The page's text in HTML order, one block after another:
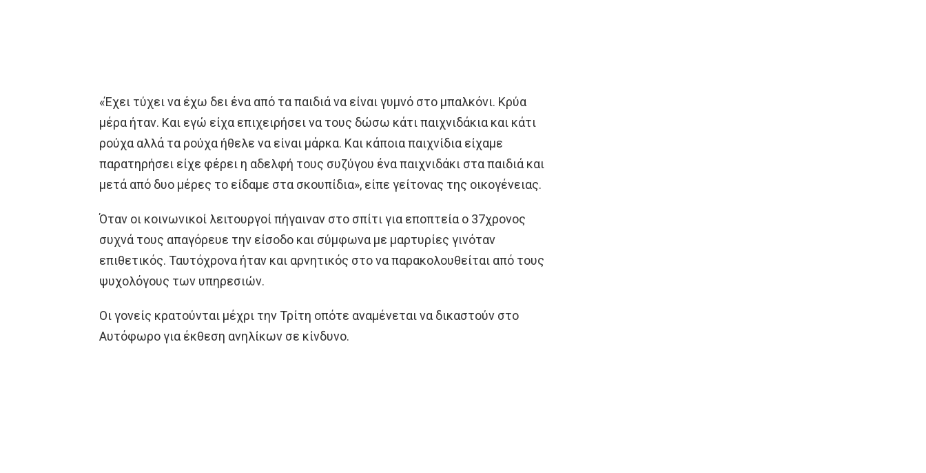
«Έχει τύχει να έχω δει ένα από τα παιδιά να είναι γυμνό στο μπαλκόνι. Κρύα
μέρα ήταν. Και εγώ είχα επιχειρήσει να τους δώσω κάτι παιχνιδάκια και κάτι
ρούχα αλλά τα ρούχα ήθελε να είναι μάρκα. Και κάποια παιχνίδια είχαμε
παρατηρήσει είχε φέρει η αδελφή τους συζύγου ένα παιχνιδάκι στα παιδιά και
μετά από δυο μέρες το είδαμε στα σκουπίδια», είπε γείτονας της οικογένειας.
Όταν οι κοινωνικοί λειτουργοί πήγαιναν στο σπίτι για εποπτεία ο 37χρονος
συχνά τους απαγόρευε την είσοδο και σύμφωνα με μαρτυρίες γινόταν
επιθετικός. Ταυτόχρονα ήταν και αρνητικός στο να παρακολουθείται από τους
ψυχολόγους των υπηρεσιών.
Οι γονείς κρατούνται μέχρι την Τρίτη οπότε αναμένεται να δικαστούν στο
Αυτόφωρο για έκθεση ανηλίκων σε κίνδυνο.